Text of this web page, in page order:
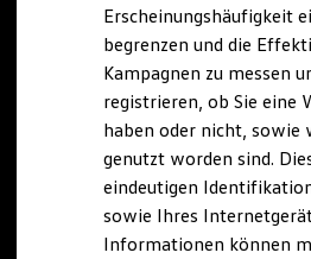
Marke und Erlebnis
Volkswagen R und R
R-Modelle
R Experience
Driving Experience
Volkswagen entdecken
Werkbesichtigung
Lifestyle Shop
T-Roc Kollektion
Golf Kollektion
Erscheinungshäufigkeit
begrenzen und die
Kampagnen zu messen
registrieren, ob Sie eine
haben oder nicht, sowie
genutzt worden sind.
eindeutigen
sowie Ihres
Informationen können